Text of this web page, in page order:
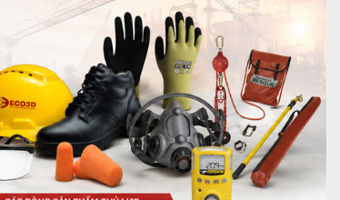
sơ cứu đạt chuẩn là yêu cầu quan trọng nhằm xử
hoặc chấn thương nhỏ.
đầy đủ vật tư y tế cần thiết. Sản phẩm phù hợp
văn phòng có nhiều nhân viên.